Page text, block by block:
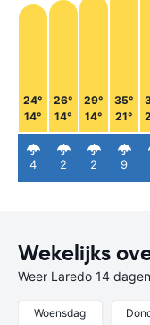
24°
14°
4
26°
14°
2
29°
14°
2
35°
21°
9
Wekelijks
Weer Laredo 14 dagen
Woensdag